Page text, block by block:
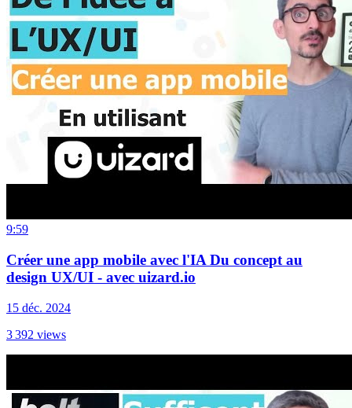
9:59
Créer une app mobile avec l'IA Du concept au
design UX/UI - avec uizard.io
15 déc. 2024
3 392 views